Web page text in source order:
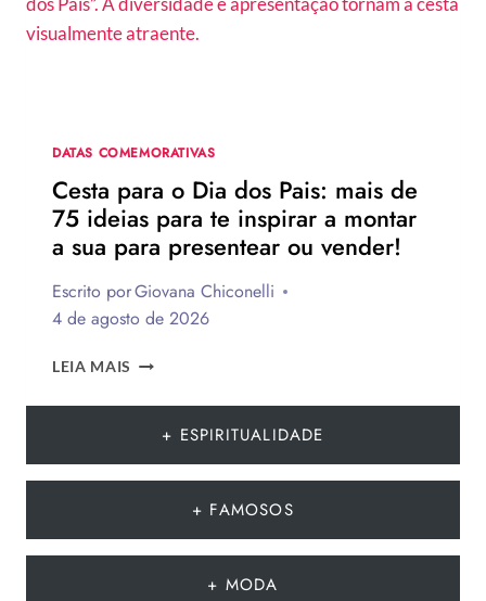
130
FRASES
DATA
DATAS COMEMORATIVAS
Cesta para o Dia dos Pais: mais de
75 ideias para te inspirar a montar
a sua para presentear ou vender!
Escrito porGiovana Chiconelli
4 de agosto de 2026
LEIA MAIS CESTA
O
75
+ ESPIRITUALIDADE
+ FAMOSOS
+ MODA